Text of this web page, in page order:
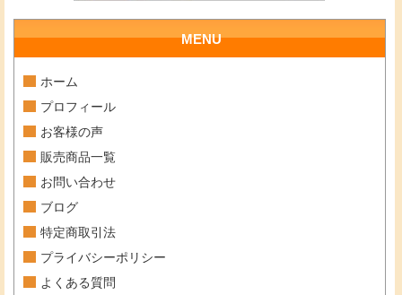
MENU
ホーム
プロフィール
お客様の声
販売商品一覧
お問い合わせ
ブログ
特定商取引法
プライバシーポリシー
よくある質問